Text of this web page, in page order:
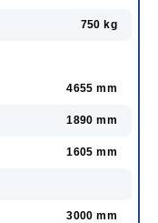
750 kg
4655 mm
1890 mm
1605 mm
3000 mm